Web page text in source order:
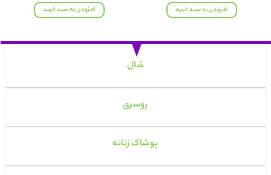
۹۵۸,۰۰۰ تومان
بود.
افزودن به سبد خرید ۸۰۰,۰۰۰ تومان
بود.
افزودن به سبد خرید
شال
روسری
پوشاک زنانه